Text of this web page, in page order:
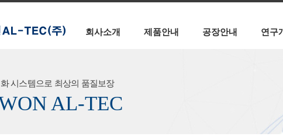
회사소개 제품안내 공장안내 연구
시스템으로 최상의 품질보장
AL-TEC